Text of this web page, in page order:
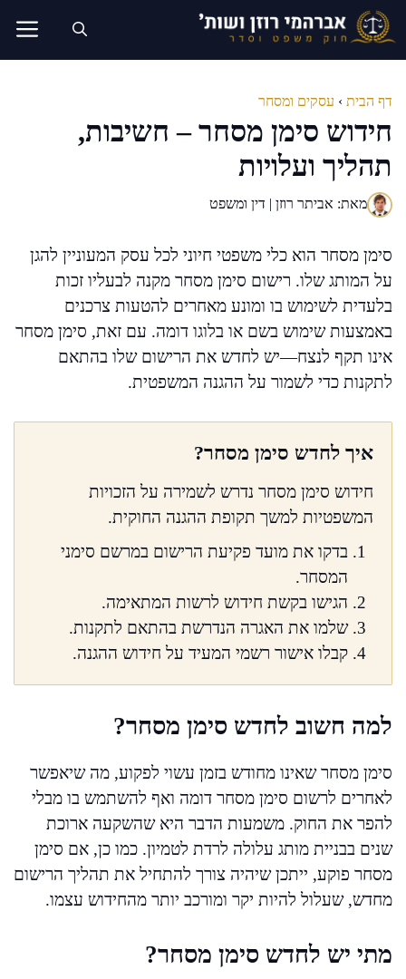
לדלג
לתוכן
דף הבית › עסקים ומסחר
חידוש סימן מסחר – חשיבות,
תהליך ועלויות
מאת: אביתר רוזן | דין ומשפט
סימן מסחר הוא כלי משפטי חיוני לכל עסק המעוניין להגן
על המותג שלו. רישום סימן מסחר מקנה לבעליו זכות
בלעדית לשימוש בו ומונע מאחרים להטעות צרכנים
באמצעות שימוש בשם או בלוגו דומה. עם זאת, סימן מסחר
אינו תקף לנצח—יש לחדש את הרישום שלו בהתאם
לתקנות כדי לשמור על ההגנה המשפטית.
איך לחדש סימן מסחר?
חידוש סימן מסחר נדרש לשמירה על הזכויות
המשפטיות למשך תקופת ההגנה החוקית.
בדקו את מועד פקיעת הרישום במרשם סימני
המסחר.
הגישו בקשת חידוש לרשות המתאימה.
שלמו את האגרה הנדרשת בהתאם לתקנות.
קבלו אישור רשמי המעיד על חידוש ההגנה.
למה חשוב לחדש סימן מסחר?
סימן מסחר שאינו מחודש בזמן עשוי לפקוע, מה שיאפשר
לאחרים לרשום סימן מסחר דומה ואף להשתמש בו מבלי
להפר את החוק. משמעות הדבר היא שהשקעה ארוכת
שנים בבניית מותג עלולה לרדת לטמיון. כמו כן, אם סימן
מסחר פוקע, ייתכן שיהיה צורך להתחיל את תהליך הרישום
מחדש, שעלול להיות יקר ומורכב יותר מהחידוש עצמו.
מתי יש לחדש סימן מסחר?